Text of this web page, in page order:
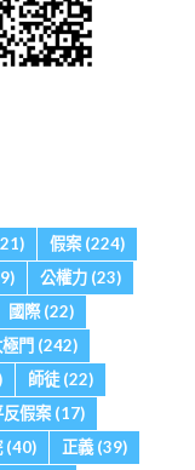
假案(224)
公權力 (23)
國際(22)
門 (242)
師徒(22)
反假案(17)
(40) 正義(39)